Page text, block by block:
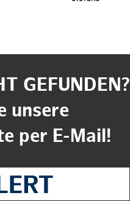
GEFUNDEN?
unsere
per E-Mail!